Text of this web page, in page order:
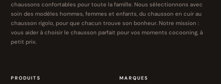
chaussons confortables pour toute la famille. Nous sélectionnons avec
soin des modèles hommes, femmes et enfants, du chausson en cuir au
chausson rigolo, pour que chacun trouve son bonheur. Notre mission :
vous aider à choisir le chausson parfait pour vos moments cocooning, à
petit prix.
PRODUITS MARQUES